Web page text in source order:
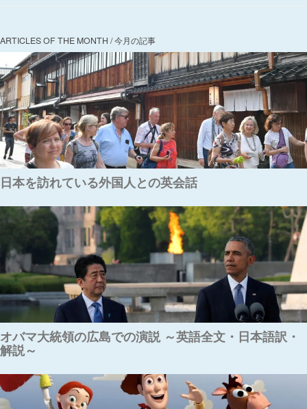
ARTICLES OF THE MONTH / 今月の記事
日本を訪れている外国人との英会話
オバマ大統領の広島での演説 ～英語全文・日本語訳・
解説～